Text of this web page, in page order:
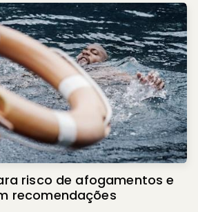
risco de afogamentos e
recomendações